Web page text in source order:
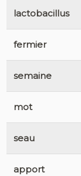
lactobacillus
fermier
semaine
mot
seau
apport